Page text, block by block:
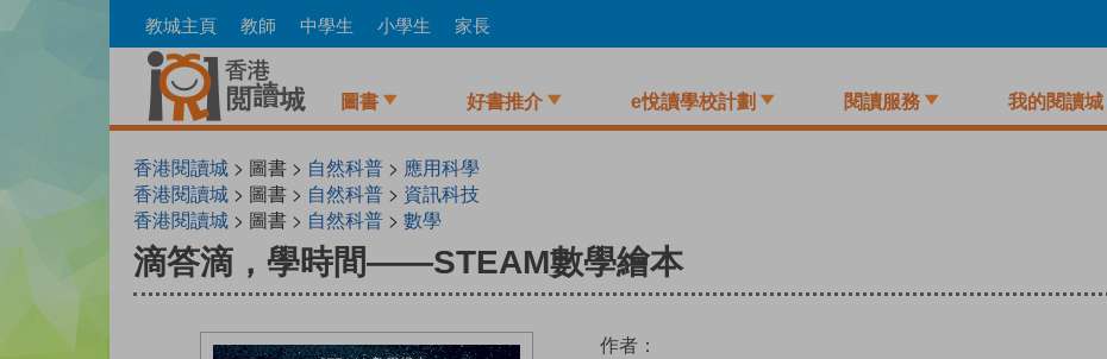
to
教城主頁 教師 中學生 小學生 家長
圖書 好書推介 e悅讀學校計劃 閱讀服務 我的閱讀城
香港閱讀城> 圖書 > 自然科普> 應用科學
香港閱讀城> 圖書 > 自然科普> 資訊科技
香港閱讀城> 圖書 > 自然科普> 數學
滴答滴，學時間——STEAM數學繪本
作者：